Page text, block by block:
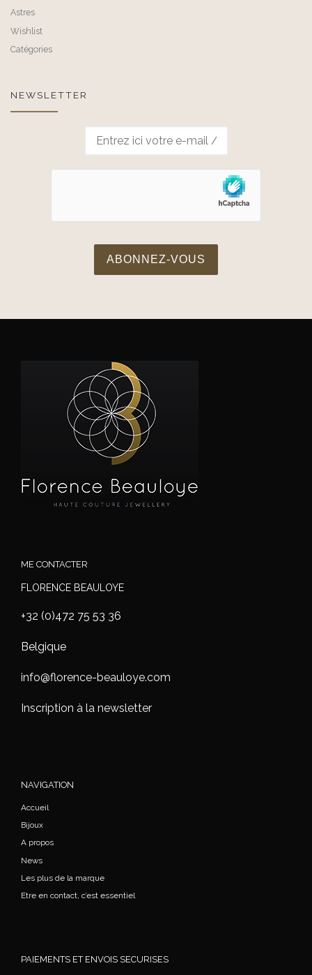
Astres
Wishlist
Catégories
NEWSLETTER
ME CONTACTER
FLORENCE BEAULOYE
+32 (0)472 75 53 36
Belgique
info@florence-beauloye.com
Inscription à la newsletter
NAVIGATION
Accueil
Bijoux
A propos
News
Les plus de la marque
Etre en contact, c’est essentiel
PAIEMENTS ET ENVOIS SECURISES